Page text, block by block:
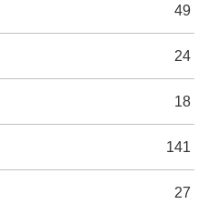
49
24
18
141
27